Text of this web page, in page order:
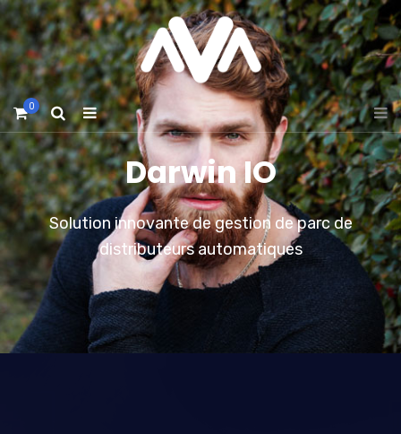
0
Darwin IO
Solution innovante de gestion de parc de
distributeurs automatiques